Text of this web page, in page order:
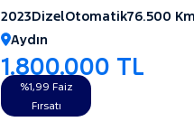
2023DizelOtomatik76.500 Km
Aydın
1.800.000 TL
%1,99 Faiz
Fırsatı